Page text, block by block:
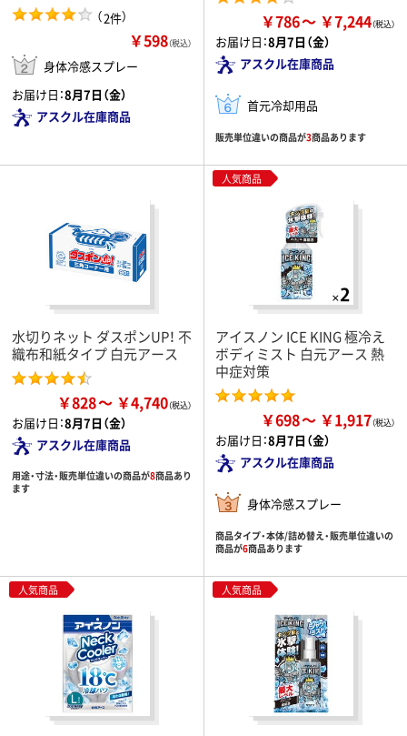
（2件）
￥598（税込）
身体冷感スプレー
お届け日：8月7日（金）
アスクル在庫商品
￥786 ￥7,244
お届け日：8月7日（金）
アスクル在庫商品
首元冷却用品
販売単位違いの商品が3商品あります
水切りネット ダスポンUP！ 不
織布和紙タイプ 白元アース
￥828 ￥4,740
お届け日：8月7日（金）
アスクル在庫商品
用途・寸法・販売単位違いの商品が8商品あり
ます
人気商品
アイスノン ICE KING 極冷え
ボディミスト 白元アース 熱
中症対策
￥698 ￥1,917
お届け日：8月7日（金）
アスクル在庫商品
身体冷感スプレー
商品タイプ・本体/詰め替え・販売単位違いの
商品が6商品あります
人気商品 人気商品